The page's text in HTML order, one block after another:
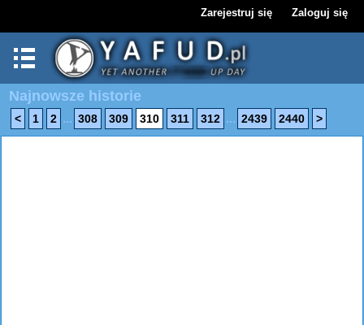
Zarejestruj się Zaloguj się
Najnowsze historie
< 1 2 ... 308 309 310 311 312 ... 2439 2440 >